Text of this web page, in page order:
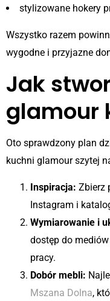
stylizowane hokery
Wszystko razem
wygodne i przyjazne
Jak
glamour
Oto sprawdzony plan
kuchni glamour szytej
Inspiracja: Zbierz
Instagram i
Wymiarowanie i
dostęp do
pracy.
Dobór mebli:
Mszana Dolna,